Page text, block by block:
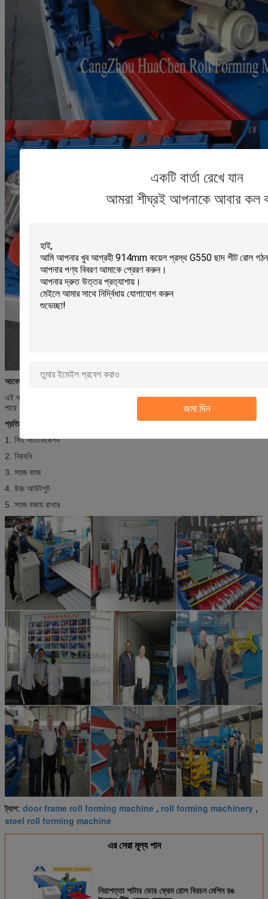
একটি বার্তা রেখে যান
আমরা শীঘ্রই আপনাকে আবার কল
জমা দিন
আবেদন
এই ধরনের শীট ব্যাপকভাবে গ্যারেজ, স্টোরেজ এবং সুপারমার্কেটের দরজা হিসাবে ব্যবহার করা যেতে
পারে।
প্রতিযোগিতামূলক সুবিধা
1. সিই সার্টিফিকেশন
2. নিরবধি
3. সহজ কাজ
4. উচ্চ আউটপুট
5. সহজ বজায় রাখার
ট্যাগ: door frame roll forming machine , roll forming machinery ,
steel roll forming machine
এর সেরা মূল্য পান
নিরাপত্তা শাটার ডোর ফ্রেম রোল বিরচন মেশিন রঙ